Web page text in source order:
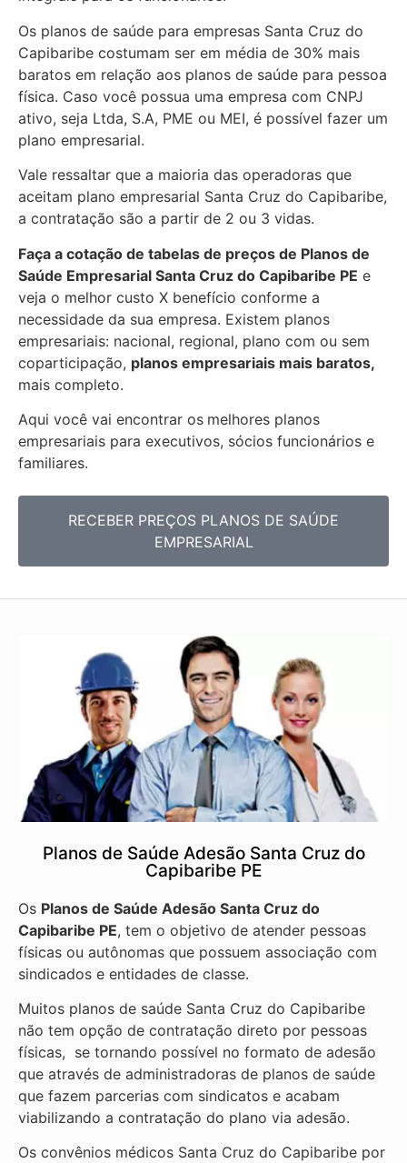
Os planos de saúde para empresas Santa Cruz do
Capibaribe costumam ser em média de 30% mais
baratos em relação aos planos de saúde para pessoa
física. Caso você possua uma empresa com CNPJ
ativo, seja Ltda, S.A, PME ou MEI, é possível fazer um
plano empresarial.
Vale ressaltar que a maioria das operadoras que
aceitam plano empresarial Santa Cruz do Capibaribe,
a contratação são a partir de 2 ou 3 vidas.
Faça a cotação de tabelas de preços de Planos de
Saúde Empresarial Santa Cruz do Capibaribe PE e
veja o melhor custo X benefício conforme a
necessidade da sua empresa. Existem planos
empresariais: nacional, regional, plano com ou sem
coparticipação, planos empresariais mais baratos,
mais completo.
Aqui você vai encontrar os melhores planos
empresariais para executivos, sócios funcionários e
familiares.
RECEBER PREÇOS PLANOS DE SAÚDE
EMPRESARIAL
Planos de Saúde Adesão Santa Cruz do
Capibaribe PE
Os Planos de Saúde Adesão Santa Cruz do
Capibaribe PE, tem o objetivo de atender pessoas
físicas ou autônomas que possuem associação com
sindicados e entidades de classe.
Muitos planos de saúde Santa Cruz do Capibaribe
não tem opção de contratação direto por pessoas
físicas, se tornando possível no formato de adesão
que através de administradoras de planos de saúde
que fazem parcerias com sindicatos e acabam
viabilizando a contratação do plano via adesão.
Os convênios médicos Santa Cruz do Capibaribe por